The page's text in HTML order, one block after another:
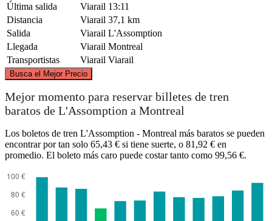
Última salida
Viarail 13:11
Distancia
Viarail 37,1 km
Salida
Viarail L'Assomption
Llegada
Viarail Montreal
Transportistas
Viarail Viarail
Busca el Mejor Precio
Montreal
Mejor momento para reservar billetes de tren
baratos de L'Assomption a Montreal
Los boletos de tren L'Assomption - Montreal más baratos se pueden
encontrar por tan solo 65,43 € si tiene suerte, o 81,92 € en
promedio. El boleto más caro puede costar tanto como 99,56 €.